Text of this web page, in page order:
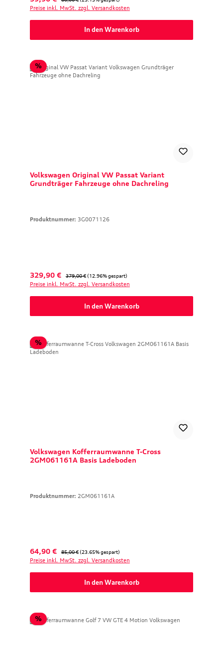
Preise inkl. MwSt. zzgl. Versandkosten
In den Warenkorb
%Rabatt
Volkswagen Original VW Passat Variant
Grundträger Fahrzeuge ohne Dachreling
Produktnummer: 3G0071126
Verkaufspreis:
329,90 € Regulärer Preis:
379,00 € (12.96% gespart)
Preise inkl. MwSt. zzgl. Versandkosten
In den Warenkorb
%Rabatt
Volkswagen Kofferraumwanne T-Cross
2GM061161A Basis Ladeboden
Produktnummer: 2GM061161A
Verkaufspreis:
64,90 € Regulärer Preis:
85,00 € (23.65% gespart)
Preise inkl. MwSt. zzgl. Versandkosten
In den Warenkorb
%Rabatt